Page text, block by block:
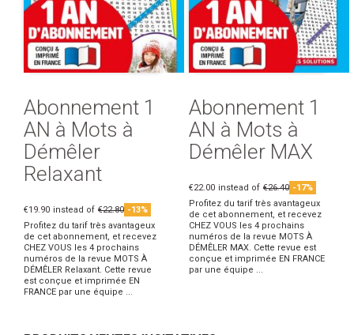
Abonnement 1
AN à Mots à
Démêler
Relaxant
€19.90 instead of €22.80 -13%
Profitez du tarif très avantageux
de cet abonnement, et recevez
CHEZ VOUS les 4 prochains
numéros de la revue MOTS À
DÉMÊLER Relaxant. Cette revue
est conçue et imprimée EN
FRANCE par une équipe ...
Abonnement 1
AN à Mots à
Démêler MAX
€22.00 instead of €26.40 -17%
Profitez du tarif très avantageux
de cet abonnement, et recevez
CHEZ VOUS les 4 prochains
numéros de la revue MOTS À
DÉMÊLER MAX. Cette revue est
conçue et imprimée EN FRANCE
par une équipe ...